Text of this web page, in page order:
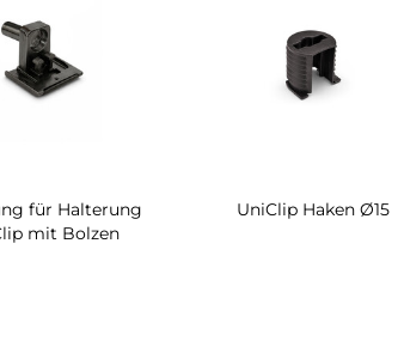
für Halterung
mit Bolzen
UniClip Haken Ø15